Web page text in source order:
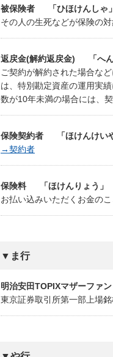
被保険者
「ひほけんしゃ」
その人の生死などが保険の
返戻金(解約返戻金)
「へ
ご契約が解約された場合な
は、特別勘定資産の運用実
数が10年未満の場合には、
保険契約者
「ほけんけい
→契約者
保険料
「ほけんりょう」
お払い込みいただくお金のこ
▼ま行
明治安田TOPIXマザーファン
東京証券取引所第一部上場